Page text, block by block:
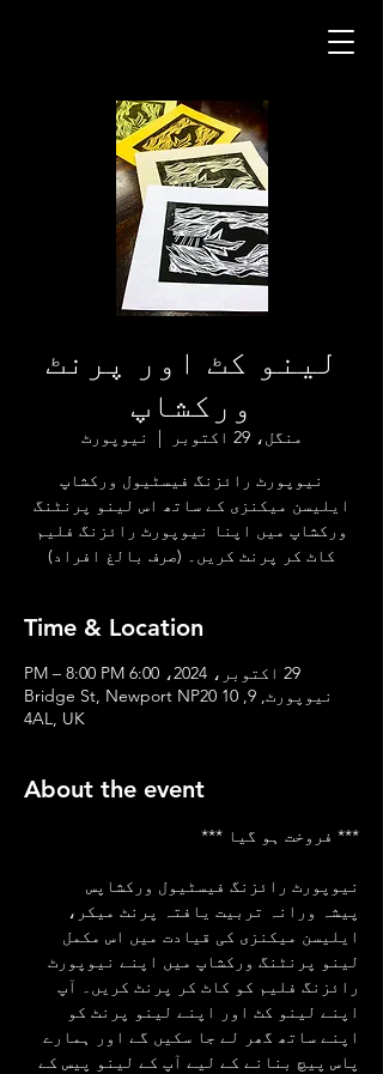
لینو کٹ اور پرنٹ
ورکشاپ
منگل، 29 اکتوبر
  |
نیوپورٹ
ایلیسن میکنزی کے ساتھ اس لینو پرنٹنگ
ورکشاپ میں اپنا نیوپورٹ رائزنگ فلیم
کاٹ کر پرنٹ کریں۔ (صرف بالغ افراد)
Time & Location
29 اکتوبر، 2024، 6:00 PM – 8:00 PM
نیوپورٹ, 9, 10 Bridge St, Newport NP20
4AL, UK
About the event
*** فروخت ہو گیا ***
نیوپورٹ رائزنگ فیسٹیول ورکشاپس
پیشہ ورانہ تربیت یافتہ پرنٹ میکر،
ایلیسن میکنزی کی قیادت میں اس مکمل
لینو پرنٹنگ ورکشاپ میں اپنے نیوپورٹ
رائزنگ فلیم کو کاٹ کر پرنٹ کریں۔ آپ
اپنے لینو کٹ اور اپنے لینو پرنٹ کو
اپنے ساتھ گھر لے جا سکیں گے اور ہمارے
پاس پیچ بنانے کے لیے آپ کے لینو پیس کے